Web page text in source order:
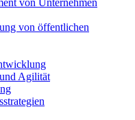
von öffentlichen
Agilität